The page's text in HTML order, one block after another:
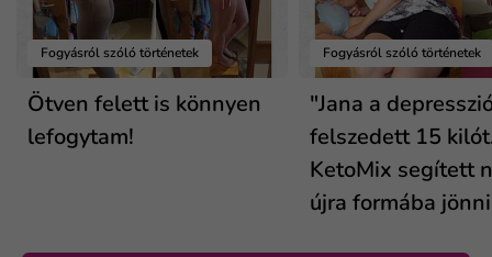
Fogyásról szóló történetek
Ötven felett is könnyen
lefogytam!
Fogyásról szóló történetek
"Jana a
felszedett 15
KetoMix segített
újra formába